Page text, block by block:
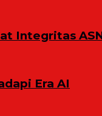
Integritas
Era AI